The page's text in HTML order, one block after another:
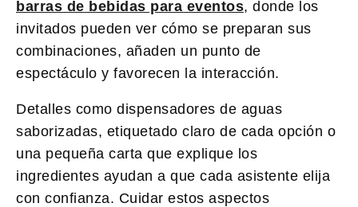
barras de bebidas para eventos, donde los
invitados pueden ver cómo se preparan sus
combinaciones, añaden un punto de
espectáculo y favorecen la interacción.
Detalles como dispensadores de aguas
saborizadas, etiquetado claro de cada opción o
una pequeña carta que explique los
ingredientes ayudan a que cada asistente elija
con confianza. Cuidar estos aspectos